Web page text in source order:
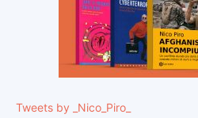
Tweets by _Nico_Piro_